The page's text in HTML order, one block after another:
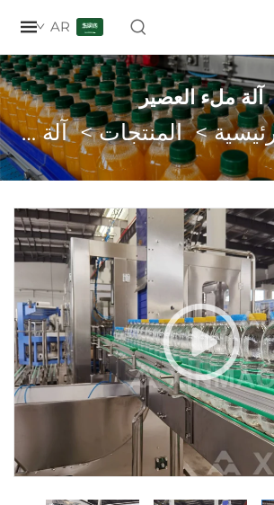
العصير
>المنتجات>آلة ملء العصير